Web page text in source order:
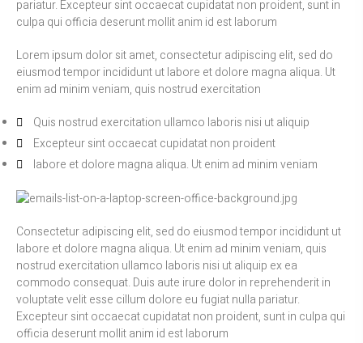
pariatur. Excepteur sint occaecat cupidatat non proident, sunt in
culpa qui officia deserunt mollit anim id est laborum
Lorem ipsum dolor sit amet, consectetur adipiscing elit, sed do
eiusmod tempor incididunt ut labore et dolore magna aliqua. Ut
enim ad minim veniam, quis nostrud exercitation
Quis nostrud exercitation ullamco laboris nisi ut aliquip
Excepteur sint occaecat cupidatat non proident
labore et dolore magna aliqua. Ut enim ad minim veniam
Consectetur adipiscing elit, sed do eiusmod tempor incididunt ut
labore et dolore magna aliqua. Ut enim ad minim veniam, quis
nostrud exercitation ullamco laboris nisi ut aliquip ex ea
commodo consequat. Duis aute irure dolor in reprehenderit in
voluptate velit esse cillum dolore eu fugiat nulla pariatur.
Excepteur sint occaecat cupidatat non proident, sunt in culpa qui
officia deserunt mollit anim id est laborum